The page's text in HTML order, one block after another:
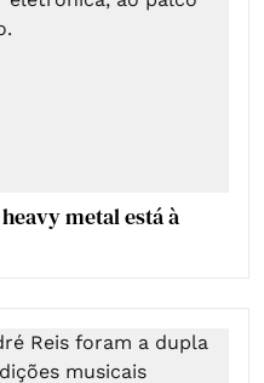
metal está à